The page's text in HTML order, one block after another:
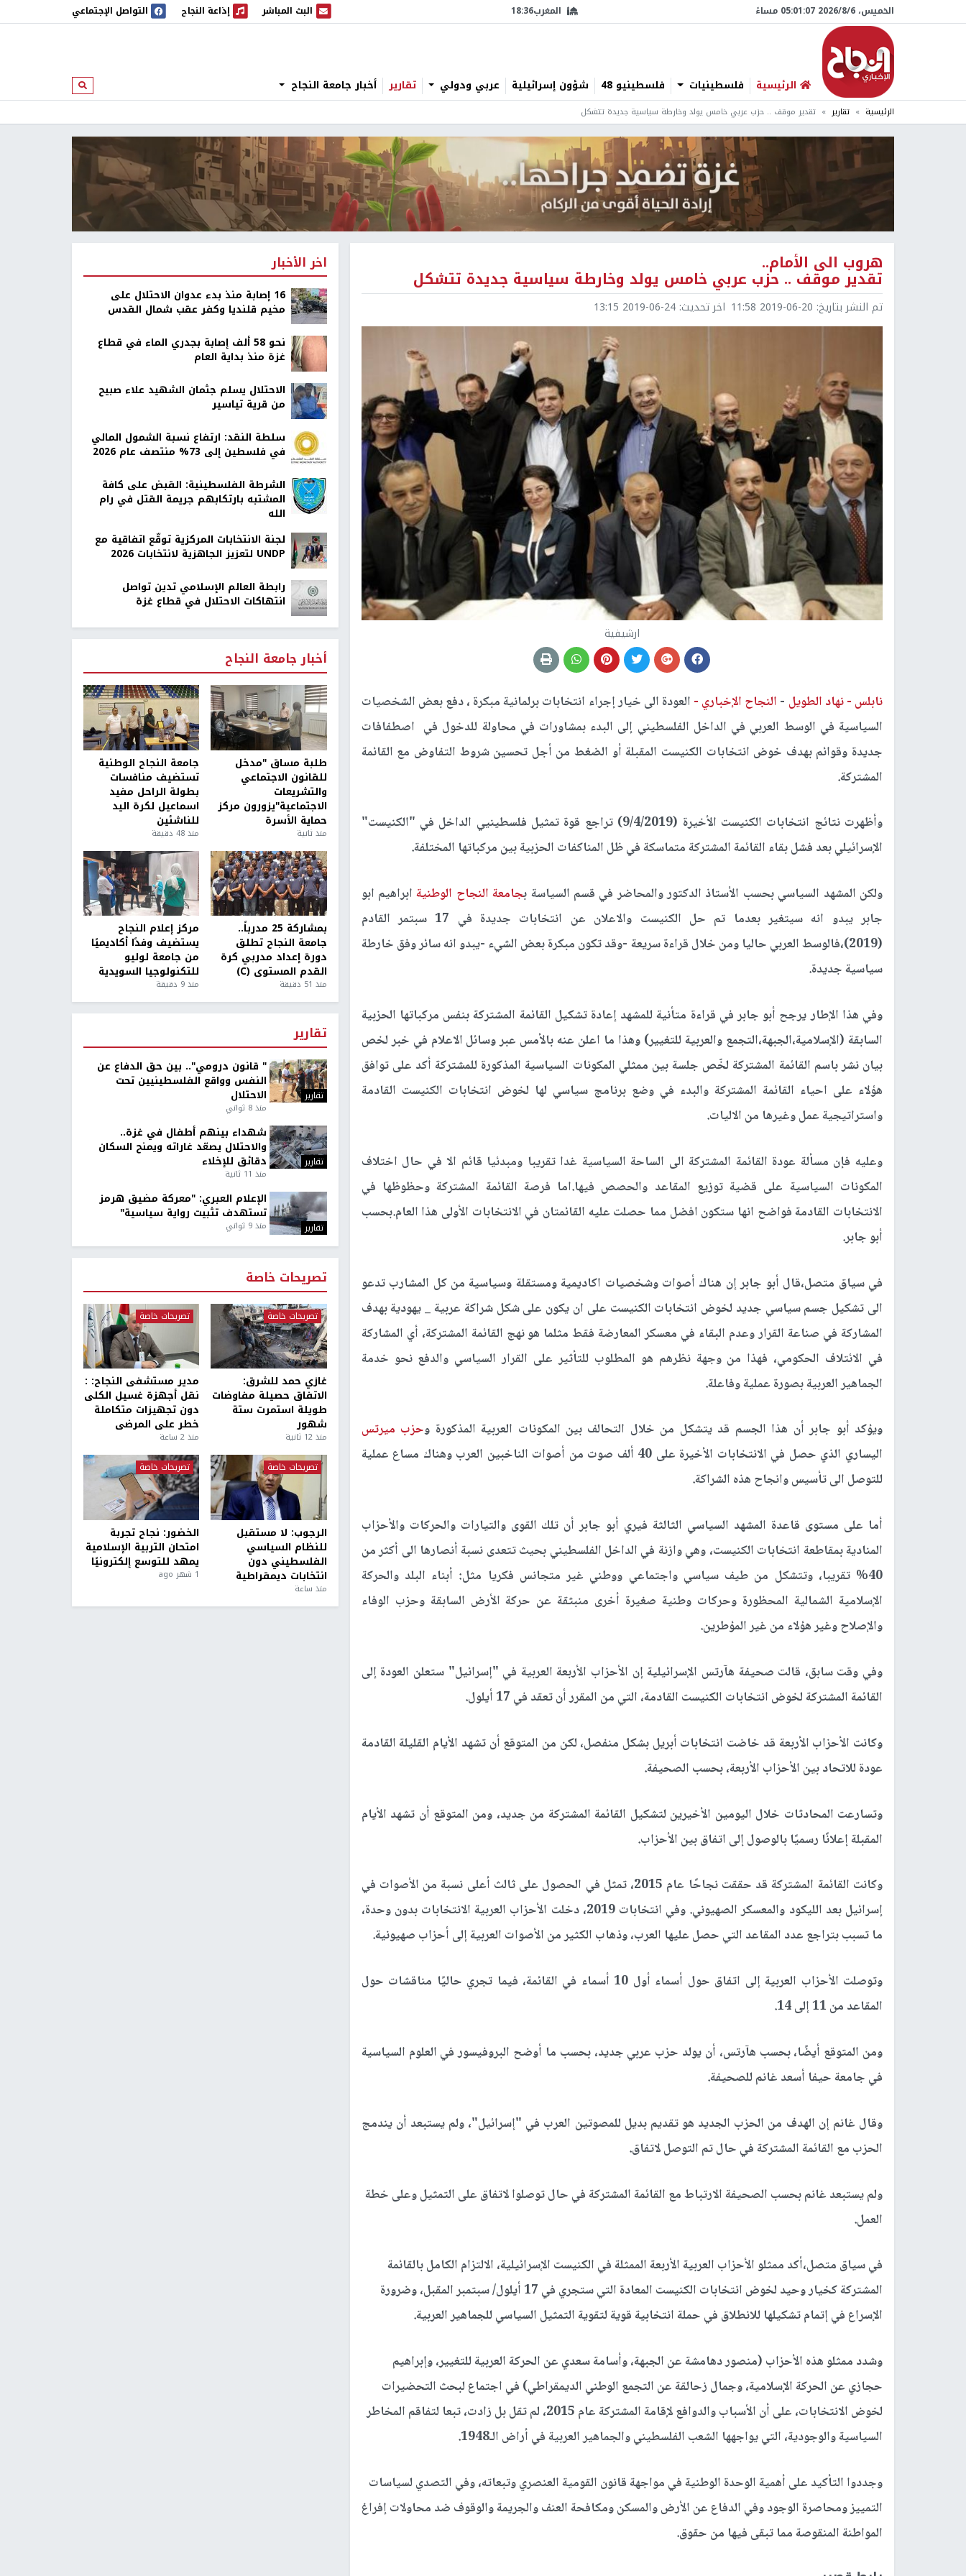
الخميس، 6/‏8/‏2026 05:01:08 مساءً المغرب18:36 البث المباشر
البث المباشر إذاعة النجاح
إذاعة النجاح التواصل الإجتماعي
الرئيسية فلسطينيات فلسطينيو 48 شؤون إسرائيلية عربي ودولي تقارير أخبار جامعة النجاح ابحث
الرئيسية تقارير تقدير موقف .. حزب عربي خامس يولد وخارطة سياسية جديدة تتشكل
هروب الى الأمام..
تقدير موقف .. حزب عربي خامس يولد وخارطة سياسية جديدة تتشكل
تم النشر بتاريخ: 2019-06-20 11:58 اخر تحديث: 2019-06-24 13:15
ارشيفية
نابلس -نهاد الطويل - النجاح الإخباري - العودة الى خيار إجراء انتخابات برلمانية مبكرة ، دفع بعض الشخصيات
السياسية في الوسط العربي في الداخل الفلسطيني إلى البدء بمشاورات في محاولة للدخول في اصطفافات
جديدة وقوائم بهدف خوض انتخابات الكنيست المقبلة أو الضغط من أجل تحسين شروط التفاوض مع القائمة
المشتركة.
وأظهرت نتائج انتخابات الكنيست الأخيرة (9/4/2019) تراجع قوة تمثيل فلسطينيي الداخل في "الكنيست"
الإسرائيلي بعد فشل بقاء القائمة المشتركة متماسكة في ظل المناكفات الحزبية بين مركباتها المختلفة.
ولكن المشهد السياسي بحسب الأستاذ الدكتور والمحاضر في قسم السياسة بجامعة النجاح الوطنيةابراهيم ابو
جابر يبدو انه سيتغير بعدما تم حل الكنيست والاعلان عن انتخابات جديدة في 17 سبتمر القادم
(2019)،فالوسط العربي حاليا ومن خلال قراءة سريعة -وقد تكون مبكرة بعض الشيء -يبدو انه سائر وفق خارطة
سياسية جديدة.
وفي هذا الإطار يرجح أبو جابر في قراءة متأنية للمشهد إعادة تشكيل القائمة المشتركة بنفس مركباتها الحزبية
السابقة (الإسلامية،الجبهة،التجمع والعربية للتغيير) وهذا ما اعلن عنه بالأمس عبر وسائل الاعلام في خبر لخص
بيان نشر باسم القائمة المشتركة لخّص جلسة بين ممثلي المكونات السياسية المذكورة للمشتركة أكد على توافق
هؤلاء على احياء القائمة المشتركة والبدء في وضع برنامج سياسي لها لخوض انتخابات الكنيست القادمة
واستراتيجية عمل وغيرها من الاليات.
وعليه فإن مسألة عودة القائمة المشتركة الى الساحة السياسية غدا تقريبا ومبدئيا قائم الا في حال اختلاف
المكونات السياسية على قضية توزيع المقاعد والحصص فيها.اما فرصة القائمة المشتركة وحظوظها في
الانتخابات القادمة فواضح انها ستكون افضل مما حصلت عليه القائمتان في الانتخابات الأولى هذا العام.بحسب
أبو جابر.
في سياق متصل،قال أبو جابر إن هناك أصوات وشخصيات اكاديمية ومستقلة وسياسية من كل المشارب تدعو
الى تشكيل جسم سياسي جديد لخوض انتخابات الكنيست على ان يكون على شكل شراكة عربية _ يهودية بهدف
المشاركة في صناعة القرار وعدم البقاء في معسكر المعارضة فقط مثلما هو نهج القائمة المشتركة، أي المشاركة
في الائتلاف الحكومي، فهذا من وجهة نظرهم هو المطلوب للتأثير على القرار السياسي والدفع نحو خدمة
الجماهير العربية بصورة عملية وفاعلة.
ويؤكد أبو جابر أن هذا الجسم قد يتشكل من خلال التحالف بين المكونات العربية المذكورة وحزب ميرتس
اليساري الذي حصل في الانتخابات الأخيرة على 40 ألف صوت من أصوات الناخبين العرب وهناك مساع عملية
للتوصل الى تأسيس وانجاح هذه الشراكة.
أما على مستوى قاعدة المشهد السياسي الثالثة فيري أبو جابر أن تلك القوى والتيارات والحركات والأحزاب
المنادية بمقاطعة انتخابات الكنيست، وهي وازنة في الداخل الفلسطيني بحيث تتعدى نسبة أنصارها الى أكثر من
40% تقريبا، وتتشكل من طيف سياسي واجتماعي ووطني غير متجانس فكريا مثل: أبناء البلد والحركة
الإسلامية الشمالية المحظورة وحركات وطنية صغيرة أخرى منبثقة عن حركة الأرض السابقة وحزب الوفاء
والإصلاح وغير هؤلاء من غير المؤطرين.
وفي وقت سابق، قالت صحيفة هآرتس الإسرائيلية إن الأحزاب الأربعة العربية في "إسرائيل" ستعلن العودة إلى
القائمة المشتركة لخوض انتخابات الكنيست القادمة، التي من المقرر أن تعقد في 17 أيلول.
وكانت الأحزاب الأربعة قد خاضت انتخابات أبريل بشكل منفصل، لكن من المتوقع أن تشهد الأيام القليلة القادمة
عودة للاتحاد بين الأحزاب الأربعة، بحسب الصحيفة.
وتسارعت المحادثات خلال اليومين الأخيرين لتشكيل القائمة المشتركة من جديد، ومن المتوقع أن تشهد الأيام
المقبلة إعلانًا رسميًا بالوصول إلى اتفاق بين الأحزاب.
وكانت القائمة المشتركة قد حققت نجاحًا عام 2015، تمثل في الحصول على ثالث أعلى نسبة من الأصوات في
إسرائيل بعد الليكود والمعسكر الصهيوني. وفي انتخابات 2019، دخلت الأحزاب العربية الانتخابات بدون وحدة،
ما تسبب بتراجع عدد المقاعد التي حصل عليها العرب، وذهاب الكثير من الأصوات العربية إلى أحزاب صهيونية.
وتوصلت الأحزاب العربية إلى اتفاق حول أسماء أول 10 أسماء في القائمة، فيما تجري حاليًا مناقشات حول
المقاعد من 11 إلى 14.
ومن المتوقع أيضًا، بحسب هآرتس، أن يولد حزب عربي جديد، بحسب ما أوضح البروفيسور في العلوم السياسية
في جامعة حيفا أسعد غانم للصحيفة.
وقال غانم إن الهدف من الحزب الجديد هو تقديم بديل للمصوتين العرب في "إسرائيل"، ولم يستبعد أن يندمج
الحزب مع القائمة المشتركة في حال تم التوصل لاتفاق.
ولم يستبعد غانم بحسب الصحيفة الارتباط مع القائمة المشتركة في حال توصلوا لاتفاق على التمثيل وعلى خطة
العمل.
في سياق متصل،أكد ممثلو الأحزاب العربية الأربعة الممثلة في الكنيست الإسرائيلية، الالتزام الكامل بالقائمة
المشتركة كخيار وحيد لخوض انتخابات الكنيست المعادة التي ستجري في 17 أيلول/ سبتمبر المقبل، وضرورة
الإسراع في إتمام تشكيلها للانطلاق في حملة انتخابية قوية لتقوية التمثيل السياسي للجماهير العربية.
وشدد ممثلو هذه الأحزاب (منصور دهامشة عن الجبهة، وأسامة سعدي عن الحركة العربية للتغيير، وإبراهيم
حجازي عن الحركة الإسلامية، وجمال زحالقة عن التجمع الوطني الديمقراطي) في اجتماع لبحث التحضيرات
لخوض الانتخابات، على أن الأسباب والدوافع لإقامة المشتركة عام 2015، لم تقل بل زادت، تبعا لتفاقم المخاطر
السياسية والوجودية، التي يواجهها الشعب الفلسطيني والجماهير العربية في أراض الـ1948.
وجددوا التأكيد على أهمية الوحدة الوطنية في مواجهة قانون القومية العنصري وتبعاته، وفي التصدي لسياسات
التمييز ومحاصرة الوجود وفي الدفاع عن الأرض والمسكن ومكافحة العنف والجريمة والوقوف ضد محاولات إفراغ
المواطنة المنقوصة مما تبقى فيها من حقوق.
اخر الأخبار
16 إصابة منذ بدء عدوان الاحتلال على
مخيم قلنديا وكفر عقب شمال القدس
نحو 58 ألف إصابة بجدري الماء في قطاع
غزة منذ بداية العام
الاحتلال يسلم جثمان الشهيد علاء صبيح
من قرية تياسير
سلطة النقد: ارتفاع نسبة الشمول المالي
في فلسطين إلى 73% منتصف عام 2026
الشرطة الفلسطينية: القبض على كافة
المشتبه بارتكابهم جريمة القتل في رام
الله
لجنة الانتخابات المركزية توقّع اتفاقية مع
UNDP لتعزيز الجاهزية لانتخابات 2026
رابطة العالم الإسلامي تدين تواصل
انتهاكات الاحتلال في قطاع غزة
أخبار جامعة النجاح
طلبة مساق "مدخل
للقانون الاجتماعي
والتشريعات
الاجتماعية"يزورون مركز
حماية الأسرة
منذ ثانية
جامعة النجاح الوطنية
تستضيف منافسات
بطولة الراحل مفيد
اسماعيل لكرة اليد
للناشئين
منذ 48 دقيقة
بمشاركة 25 مدرباً..
جامعة النجاح تطلق
دورة إعداد مدربي كرة
القدم المستوى (C)
منذ 51 دقيقة
مركز إعلام النجاح
يستضيف وفدًا أكاديميًا
من جامعة لوليو
للتكنولوجيا السويدية
منذ 9 دقيقة
تقارير
تقارير
" قانون درومي".. بين حق الدفاع عن
النفس وواقع الفلسطينيين تحت
الاحتلال
منذ 8 ثواني
تقارير
شهداء بينهم أطفال في غزة..
والاحتلال يصعّد غاراته ويمنح السكان
دقائق للإخلاء
منذ 11 ثانية
تقارير
الإعلام العبري: "معركة مضيق هرمز
تستهدف تثبيت رواية سياسية"
منذ 9 ثواني
تصريحات خاصة
تصريحات خاصة
غازي حمد للشرق:
الاتفاق حصيلة مفاوضات
طويلة استمرت ستة
شهور
منذ 12 ثانية
تصريحات خاصة
مدير مستشفى النجاح: :
نقل أجهزة غسيل الكلى
دون تجهيزات متكاملة
خطر على المرضى
منذ 2 ساعة
تصريحات خاصة
الرجوب: لا مستقبل
للنظام السياسي
الفلسطيني دون
انتخابات ديمقراطية
منذ ساعة
تصريحات خاصة
الخضور: نجاح تجربة
امتحان التربية الإسلامية
يمهد للتوسع إلكترونيًا
1 شهر ago